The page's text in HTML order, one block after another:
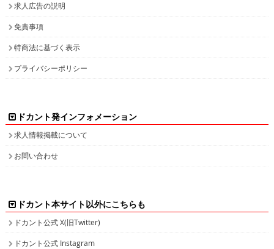
求人広告の説明
免責事項
特商法に基づく表示
プライバシーポリシー
ドカント発インフォメーション
求人情報掲載について
お問い合わせ
ドカント本サイト以外にこちらも
ドカント公式 X(旧Twitter)
ドカント公式 Instagram